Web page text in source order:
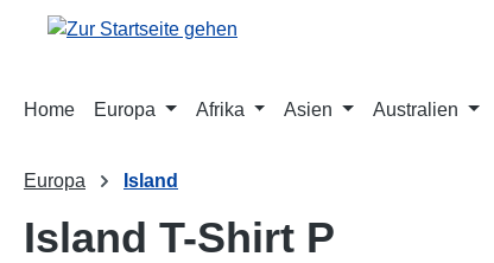
Hauptinhalt springen
Zur Suche springen
Zur Hauptnavigation springen
Home Europa Afrika Asien Australien
Europa Island
Island T-Shirt P